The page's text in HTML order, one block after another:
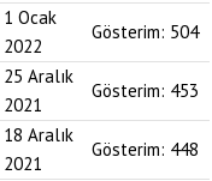
1 Ocak
2022
Gösterim: 504
25 Aralık
2021
Gösterim: 453
18 Aralık
2021
Gösterim: 448